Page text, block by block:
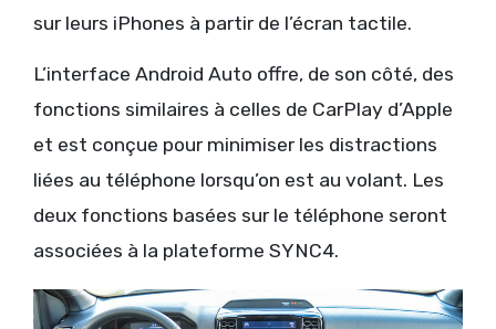
sur leurs iPhones à partir de l’écran tactile.
L’interface Android Auto offre, de son côté, des
fonctions similaires à celles de CarPlay d’Apple
et est conçue pour minimiser les distractions
liées au téléphone lorsqu’on est au volant. Les
deux fonctions basées sur le téléphone seront
associées à la plateforme SYNC4.